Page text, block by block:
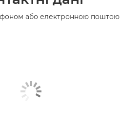
або електронною поштою